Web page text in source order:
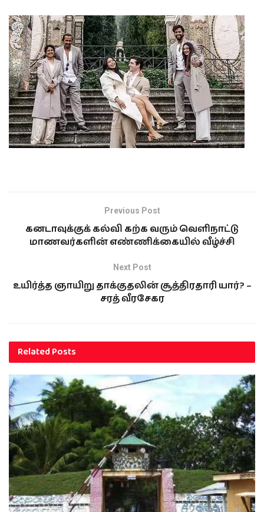
Previous Post
கனடாவுக்குக் கல்வி கற்க வரும் வெளிநாட்டு
மாணவர்களின் எண்ணிக்கையில் வீழ்ச்சி
Next Post
உயிர்த்த ஞாயிறு தாக்குதலின் சூத்திரதாரி யார்? –
சரத் வீரசேகர
RelatedPosts